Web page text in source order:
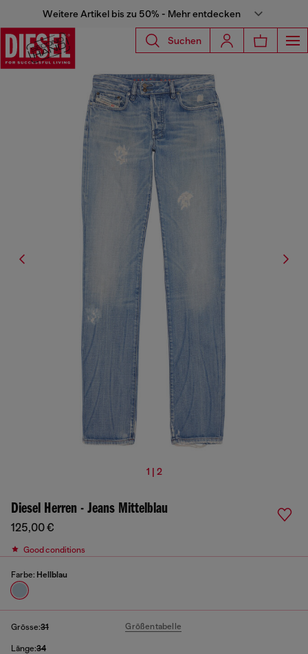
Weitere Artikel bis zu 50% - Mehr entdecken
Suchen
1 | 2
Diesel Herren - Jeans Mittelblau
125,00 €
Good conditions
Farbe: Hellblau
Grösse:31 Größentabelle
Länge:34